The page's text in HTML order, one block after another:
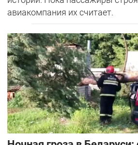
авиакомпания их считает.